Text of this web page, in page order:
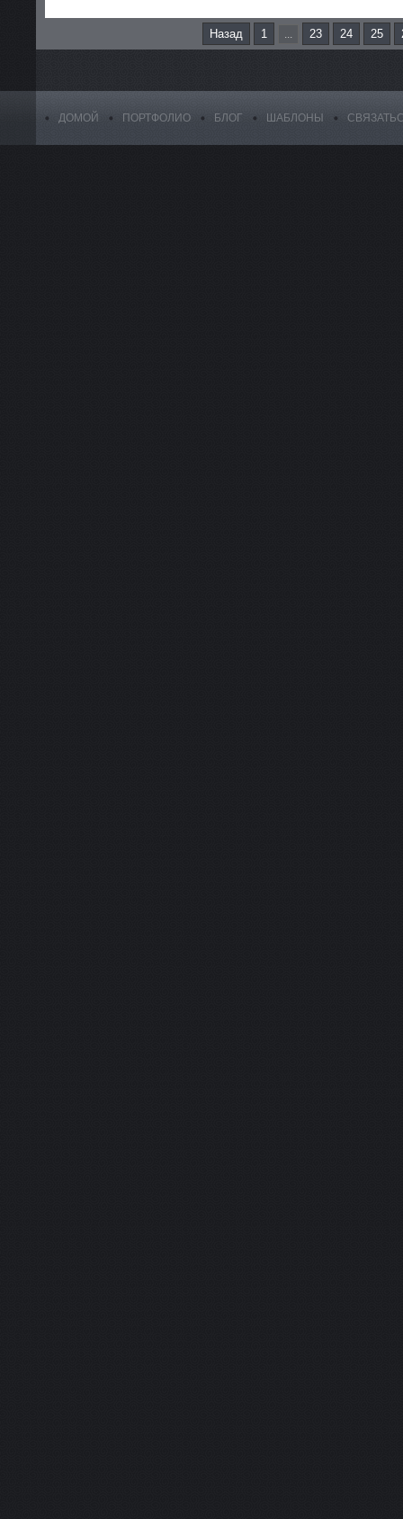
Назад 1 ... 23 24 25
ДОМОЙ ПОРТФОЛИО БЛОГ ШАБЛОНЫ